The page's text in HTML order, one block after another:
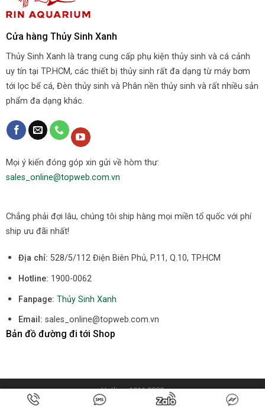
Cửa hàng Thủy Sinh Xanh
Thủy Sinh Xanh là trang cung cấp phụ kiện thủy sinh và cá cảnh
uy tín tại TP.HCM, các thiết bị thủy sinh rất đa dạng từ máy bơm
tới lọc bể cá, Đèn thủy sinh và Phân nền thủy sinh và rất nhiều sản
phẩm đa dạng khác.
Mọi ý kiến đóng góp xin gửi về hòm thư:
sales_online@topweb.com.vn
Chẳng phải đợi lâu, chúng tôi ship hàng mọi miền tổ quốc với phí
ship ưu đãi nhất!
Địa chỉ: 528/5/112 Điện Biên Phủ, P.11, Q.10, TP.HCM
Hotline: 1900-0062
Fanpage: Thủy Sinh Xanh
Email: sales_online@topweb.com.vn
Bản đồ đường đi tới Shop
Hotline: 1911.8888
Copyright 2026 ©
Thiết kế website Hà Nộibởi Topweb.com.vn